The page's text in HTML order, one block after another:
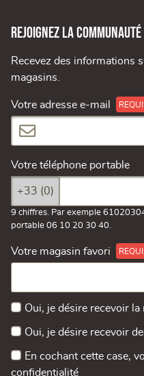
Rejoignez la communauté
Recevez des informations
magasins.
Votre adresse e-mail
Votre téléphone portable
+33 (0)
9 chiffres. Par exemple
portable 06 10 20 30 40.
Votre magasin favori
Oui, je désire recevoir la
Oui, je désire recevoir
En cochant cette case,
confidentialité